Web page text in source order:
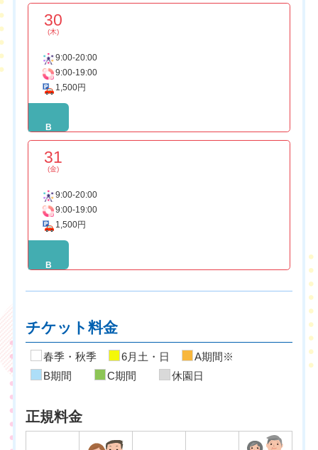
30
(木)
9:00-20:00
9:00-19:00
1,500円
B
31
(金)
9:00-20:00
9:00-19:00
1,500円
B
チケット料金
春季・秋季 6月土・日
A期間※
B期間
C期間 休園日
正規料金